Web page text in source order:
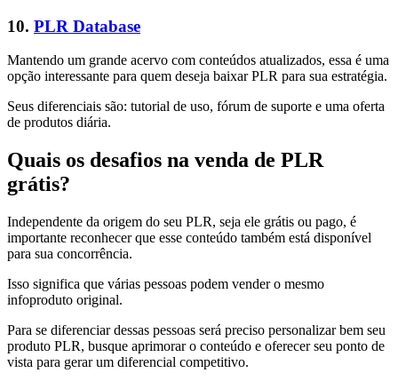
10. PLR Database
Mantendo um grande acervo com conteúdos atualizados, essa é uma
opção interessante para quem deseja baixar PLR para sua estratégia.
Seus diferenciais são: tutorial de uso, fórum de suporte e uma oferta
de produtos diária.
Quais os desafios na venda de PLR
grátis?
Independente da origem do seu PLR, seja ele grátis ou pago, é
importante reconhecer que esse conteúdo também está disponível
para sua concorrência.
Isso significa que várias pessoas podem vender o mesmo
infoproduto original.
Para se diferenciar dessas pessoas será preciso personalizar bem seu
produto PLR, busque aprimorar o conteúdo e oferecer seu ponto de
vista para gerar um diferencial competitivo.